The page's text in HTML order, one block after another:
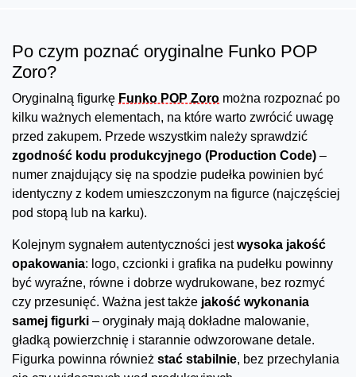
Po czym poznać oryginalne Funko POP
Zoro?
Oryginalną figurkę Funko POP Zoro można rozpoznać po
kilku ważnych elementach, na które warto zwrócić uwagę
przed zakupem. Przede wszystkim należy sprawdzić
zgodność kodu produkcyjnego (Production Code) –
numer znajdujący się na spodzie pudełka powinien być
identyczny z kodem umieszczonym na figurce (najczęściej
pod stopą lub na karku).
Kolejnym sygnałem autentyczności jestwysoka jakość
opakowania: logo, czcionki i grafika na pudełku powinny
być wyraźne, równe i dobrze wydrukowane, bez rozmyć
czy przesunięć. Ważna jest także jakość wykonania
samej figurki – oryginały mają dokładne malowanie,
gładką powierzchnię i starannie odwzorowane detale.
Figurka powinna również stać stabilnie, bez przechylania